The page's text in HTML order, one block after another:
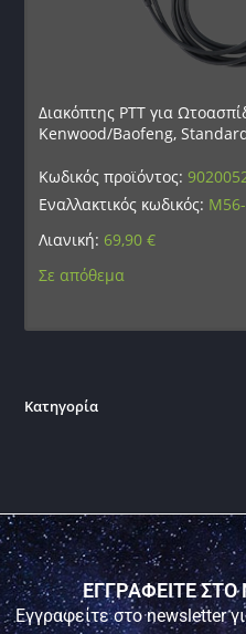
Διακόπτης PTT για
Kenwood/Baofeng,
Κωδικός προϊόντος:
Εναλλακτικός κωδικός:
Λιανική: 69,90€
Σε απόθεμα
Κατηγορία
ΕΓΓΡΑΦΕΙΤΕ ΣΤΟ
Εγγραφείτε στο newsletter